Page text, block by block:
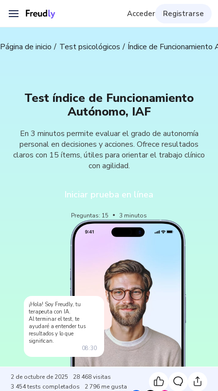
Acceder Registrarse
Página de inicio Test psicológicos Índice de Funcionamiento
Test índice de Funcionamiento
Autónomo, IAF
En 3 minutos permite evaluar el grado de autonomía
personal en decisiones y acciones. Ofrece resultados
claros con 15 ítems, útiles para orientar el trabajo clínico
con agilidad.
Iniciar prueba en línea
Preguntas: 15 3 minutos
¡Hola! Soy Freudly, tu
terapeuta con IA.
Al terminar el test, te
ayudaré a entender tus
resultados y lo que
significan.
08:30
2 de octubre de 2025 28 468 visitas
3 454tests completados 2 796 me gusta